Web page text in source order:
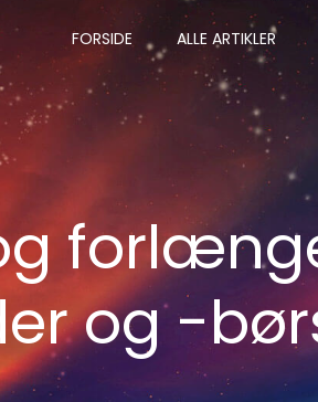
FORSIDE ALLE ARTIKLER
og -